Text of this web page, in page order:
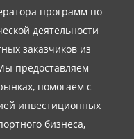
программ по
деятельности
заказчиков из
предоставляем
помогаем с
инвестиционных
бизнеса,